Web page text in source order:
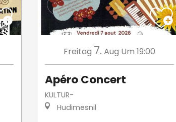
Freitag 7. Aug Um 19:00
Apéro Concert
KULTUR-
Hudimesnil